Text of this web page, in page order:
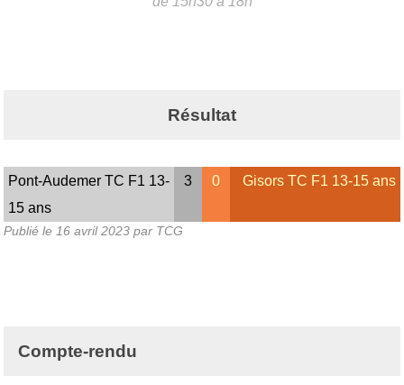
Résultat
Pont-Audemer TC F1 13-
15 ans
3 0 Gisors TC F1 13-15 ans
Publié le 16 avril 2023 par TCG
Compte-rendu